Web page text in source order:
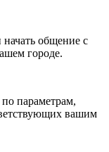
начать общение с
городе.
параметрам,
вашим